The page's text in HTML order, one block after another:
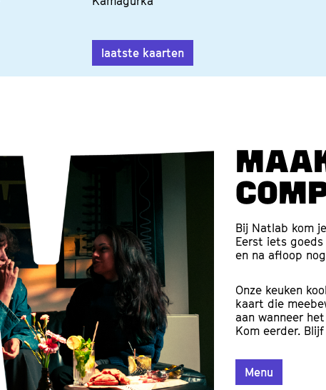
laatste kaarten
Bij Natlab kom
Eerst iets
en na afloop
Onze keuken
kaart die
aan wanneer
Kom eerder.
Menu